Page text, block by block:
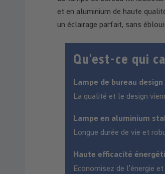
et en aluminium de haute
un éclairage parfait, sans
Qu'est-ce qui
Lampe de bureau
La qualité et le design
Lampe en aluminium
Longue durée de vie et
Haute efficacité
Economisez de l'énergie